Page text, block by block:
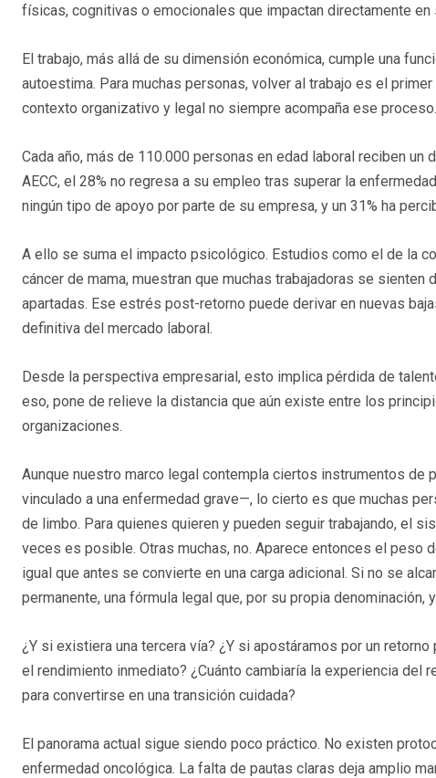
físicas, cognitivas o emocionales que impactan directamente en
El trabajo, más allá de su dimensión económica, cumple una
autoestima. Para muchas personas, volver al trabajo es el
contexto organizativo y legal no siempre acompaña ese proceso.
Cada año, más de 110.000 personas en edad laboral reciben un
AECC, el 28% no regresa a su empleo tras superar la
ningún tipo de apoyo por parte de su empresa, y un 31% ha
A ello se suma el impacto psicológico. Estudios como el de la
cáncer de mama, muestran que muchas trabajadoras se
apartadas. Ese estrés post-retorno puede derivar en nuevas
definitiva del mercado laboral.
Desde la perspectiva empresarial, esto implica pérdida de
eso, pone de relieve la distancia que aún existe entre los
organizaciones.
Aunque nuestro marco legal contempla ciertos instrumentos
vinculado a una enfermedad grave—, lo cierto es que muchas
de limbo. Para quienes quieren y pueden seguir trabajando, el
veces es posible. Otras muchas, no. Aparece entonces el peso
igual que antes se convierte en una carga adicional. Si no se
permanente, una fórmula legal que, por su propia
¿Y si existiera una tercera vía? ¿Y si apostáramos por un
el rendimiento inmediato? ¿Cuánto cambiaría la experiencia del
para convertirse en una transición cuidada?
El panorama actual sigue siendo poco práctico. No existen
enfermedad oncológica. La falta de pautas claras deja amplio